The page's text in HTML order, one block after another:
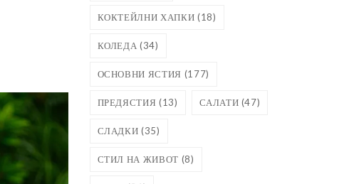
КОКТЕЙЛНИ ХАПКИ (18)
КОЛЕДА (34)
ОСНОВНИ ЯСТИЯ (177)
ПРЕДЯСТИЯ (13) САЛАТИ (47)
СЛАДКИ (35)
СТИЛ НА ЖИВОТ (8)